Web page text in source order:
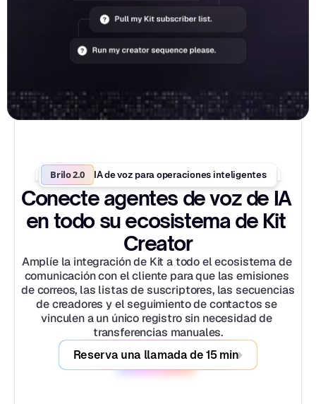
Brilo 2.0 IA de voz para operaciones inteligentes
Conecte agentes de voz de IA
en todo su ecosistema de Kit
Creator
Amplíe la integración de Kit a todo el ecosistema de
comunicación con el cliente para que las emisiones
de correos, las listas de suscriptores, las secuencias
de creadores y el seguimiento de contactos se
vinculen a un único registro sin necesidad de
transferencias manuales.
Reserva una llamada de 15 min